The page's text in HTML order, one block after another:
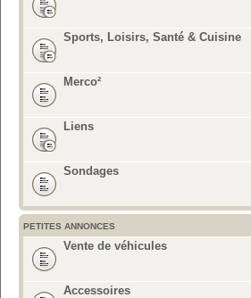
Sports, Loisirs, Santé & Cuisine
Merco²
Liens
Sondages
PETITES ANNONCES
Vente de véhicules
Accessoires